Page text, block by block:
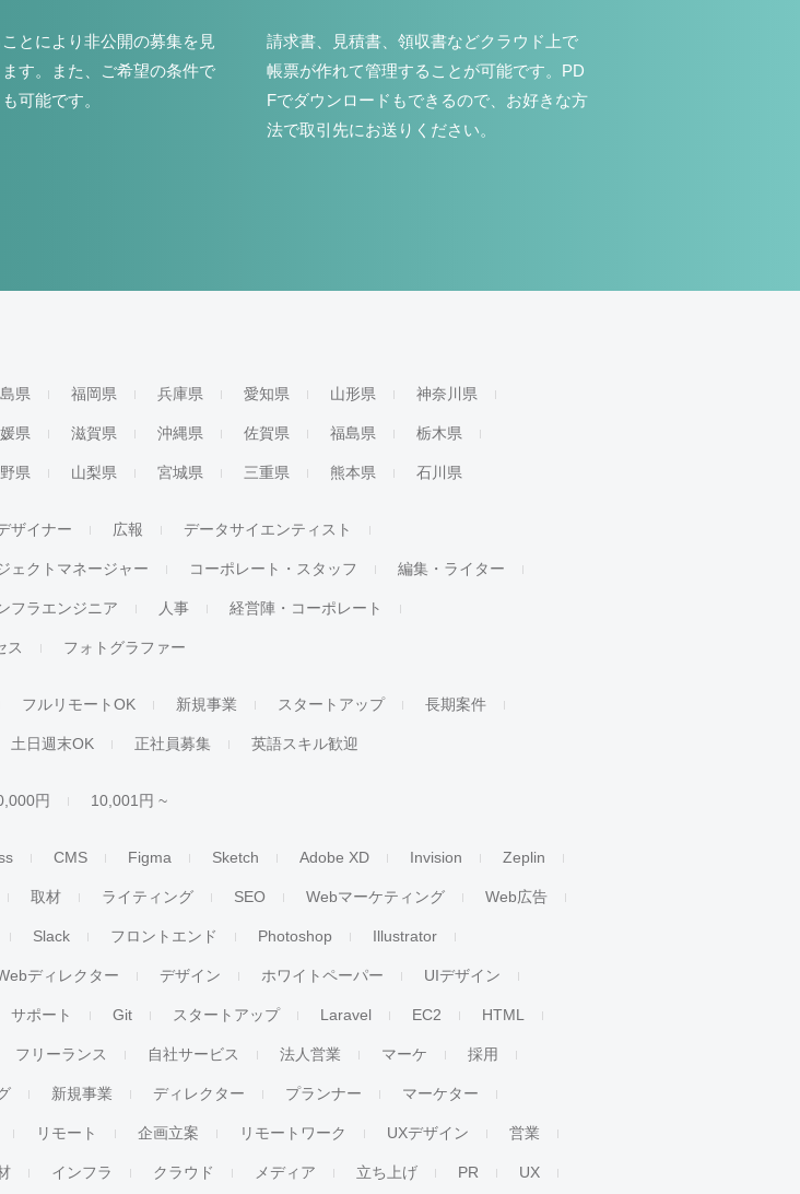
とにより非公開の募集を見
す。また、ご希望の条件で
可能です。
請求書、見積書、領収書などクラウド上で
帳票が作れて管理することが可能です。PD
Fでダウンロードもできるので、お好きな方
法で取引先にお送りください。
県 福岡県 兵庫県 愛知県 山形県 神奈川県
県 滋賀県 沖縄県 佐賀県 福島県 栃木県
県 山梨県 宮城県 三重県 熊本県 石川県
ザイナー 広報 データサイエンティスト
ェクトマネージャー コーポレート・スタッフ 編集・ライター
フラエンジニア 人事 経営陣・コーポレート
ス フォトグラファー
フルリモートOK 新規事業 スタートアップ 長期案件
土日週末OK 正社員募集 英語スキル歓迎
円 10,001円 ~
CMS Figma Sketch Adobe XD Invision Zeplin
取材 ライティング SEO Webマーケティング Web広告
Slack フロントエンド Photoshop Illustrator
ディレクター デザイン ホワイトペーパー UIデザイン
サポート Git スタートアップ Laravel EC2 HTML
フリーランス 自社サービス 法人営業 マーケ 採用
新規事業 ディレクター プランナー マーケター
リモート 企画立案 リモートワーク UXデザイン 営業
インフラ クラウド メディア 立ち上げ PR UX